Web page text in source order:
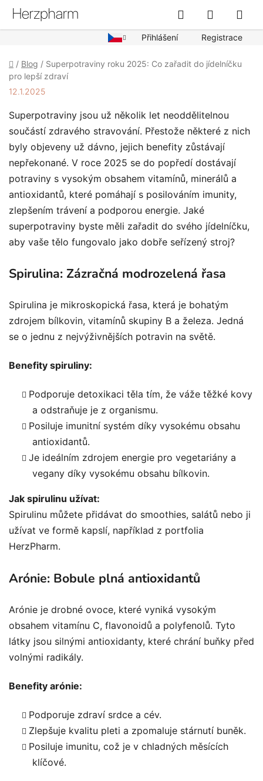
Přejít
obsah
Přihlášení Registrace
Hledat
KOŠÍK
Domů
/ Blog / Superpotraviny roku 2025: Co zařadit do jídelníčku
pro lepší zdraví
12.1.2025
Superpotraviny jsou už několik let neoddělitelnou
součástí zdravého stravování. Přestože některé z nich
byly objeveny už dávno, jejich benefity zůstávají
nepřekonané. V roce 2025 se do popředí dostávají
potraviny s vysokým obsahem vitamínů, minerálů a
antioxidantů, které pomáhají s posilováním imunity,
zlepšením trávení a podporou energie. Jaké
superpotraviny byste měli zařadit do svého jídelníčku,
aby vaše tělo fungovalo jako dobře seřízený stroj?
Spirulina: Zázračná modrozelená řasa
Spirulina je mikroskopická řasa, která je bohatým
zdrojem bílkovin, vitamínů skupiny B a železa. Jedná
se o jednu z nejvýživnějších potravin na světě.
Benefity spiruliny:
Podporuje detoxikaci těla tím, že váže těžké kovy
a odstraňuje je z organismu.
Posiluje imunitní systém díky vysokému obsahu
antioxidantů.
Je ideálním zdrojem energie pro vegetariány a
vegany díky vysokému obsahu bílkovin.
Jak spirulinu užívat:
Spirulinu můžete přidávat do smoothies, salátů nebo ji
užívat ve formě kapslí, například z portfolia
HerzPharm.
Arónie: Bobule plná antioxidantů
Arónie je drobné ovoce, které vyniká vysokým
obsahem vitamínu C, flavonoidů a polyfenolů. Tyto
látky jsou silnými antioxidanty, které chrání buňky před
volnými radikály.
Benefity arónie:
Podporuje zdraví srdce a cév.
Zlepšuje kvalitu pleti a zpomaluje stárnutí buněk.
Posiluje imunitu, což je v chladných měsících
klíčové.